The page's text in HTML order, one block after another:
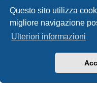
Questo sito utilizza
migliore navigazione
Ulteriori informazioni